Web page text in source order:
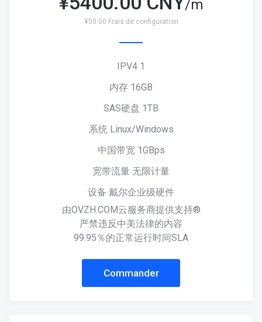
/m
¥50.00 Frais de configuration
IPV4 1
内存 16GB
SAS硬盘 1TB
系统 Linux/Windows
中国带宽 1GBps
宽带流量 无限计量
设备 戴尔企业级硬件
由OVZH.COM云服务商提供支持®
严禁违反中美法律的内容
99.95％的正常运行时间SLA
Commander